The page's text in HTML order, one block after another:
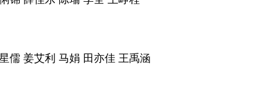
儒 姜艾利 马娟 田亦佳 王禹涵